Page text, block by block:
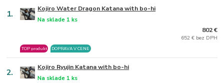
1. Kojiro Water Dragon Katana with bo-hi
Na sklade 1 ks
TOP produkt DOPRAVA V CENE
802 €
652 € bez DPH
2. Kojiro Ryujin Katana with bo-hi
Na sklade 1 ks